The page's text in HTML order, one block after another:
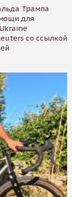
Трампа
для
со ссылкой